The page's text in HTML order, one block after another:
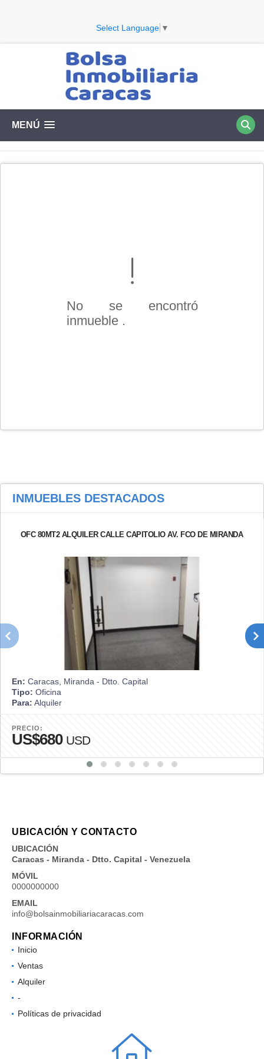
Select Language ▼
MENÚ
No se encontró
inmueble .
INMUEBLES DESTACADOS
OFC 80MT2 ALQUILER CALLE CAPITOLIO AV. FCO DE MIRANDA
En: Caracas, Miranda - Dtto. Capital
Tipo: Oficina
Para: Alquiler
PRECIO:
US$680 USD
UBICACIÓN Y CONTACTO
UBICACIÓN
Caracas - Miranda - Dtto. Capital - Venezuela
MÓVIL
0000000000
EMAIL
info@bolsainmobiliariacaracas.com
INFORMACIÓN
Inicio
Ventas
Alquiler
-
Políticas de privacidad